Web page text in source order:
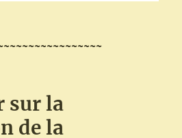
sur la
de la